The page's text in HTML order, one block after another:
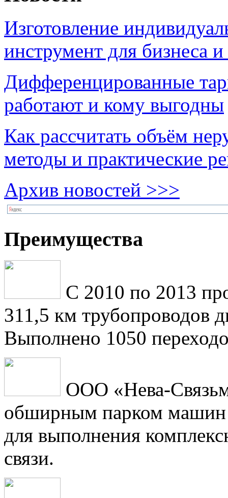
Изготовление
инструмент для бизнеса и
Дифференцированные
работают и кому выгодны
Как рассчитать объём
методы и практические
Архив новостей >>>
Преимущества
С 2010 по 2013
311,5 км трубопроводов
Выполнено 1050
ООО «Нева-
обширным парком машин
для выполнения
связи.